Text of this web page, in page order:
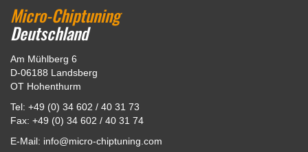
Micro-Chiptuning
Deutschland
Am Mühlberg 6
D-06188 Landsberg
OT Hohenthurm
Tel: +49 (0) 34 602 / 40 31 73
Fax: +49 (0) 34 602 / 40 31 74
E-Mail: info@micro-chiptuning.com